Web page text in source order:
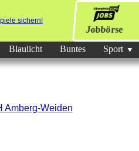
Jobbörse
Blaulicht Buntes Sport